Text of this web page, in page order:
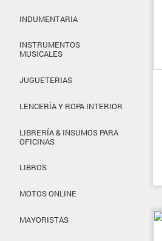
INDUMENTARIA
INSTRUMENTOS
MUSICALES
JUGUETERIAS
LENCERÍA Y ROPA INTERIOR
LIBRERÍA & INSUMOS PARA
OFICINAS
LIBROS
MOTOS ONLINE
MAYORISTAS